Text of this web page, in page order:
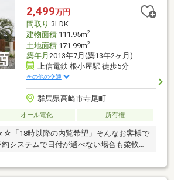
住んでからのお家トラブル、緊急対応も承
と、すべて木ノ葉プランニングにお任せく
2,499万円
間取り 3LDK
建物面積111.95m2
土地面積171.99m2
築年月 2013年7月(築13年2ヶ月)
上信電鉄 根小屋駅 徒歩5分
その他の交通
群馬県高崎市寺尾町
オール電化 所有権
18時以降の内覧希望」そんなお客様で
システムで日付が選べない場合も柔軟に